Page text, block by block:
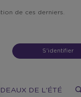
de ces derniers.
S'identifier
DE L'ÉTÉ